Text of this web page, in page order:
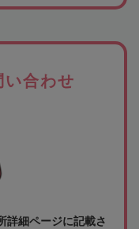
い合わせ
詳細ページに記載さ